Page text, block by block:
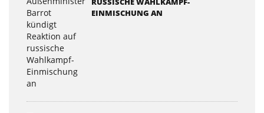
INMISCHUNG AN